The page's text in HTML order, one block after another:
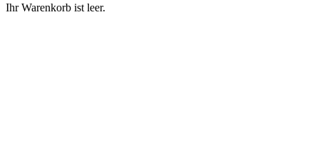
Ihr Warenkorb ist leer.